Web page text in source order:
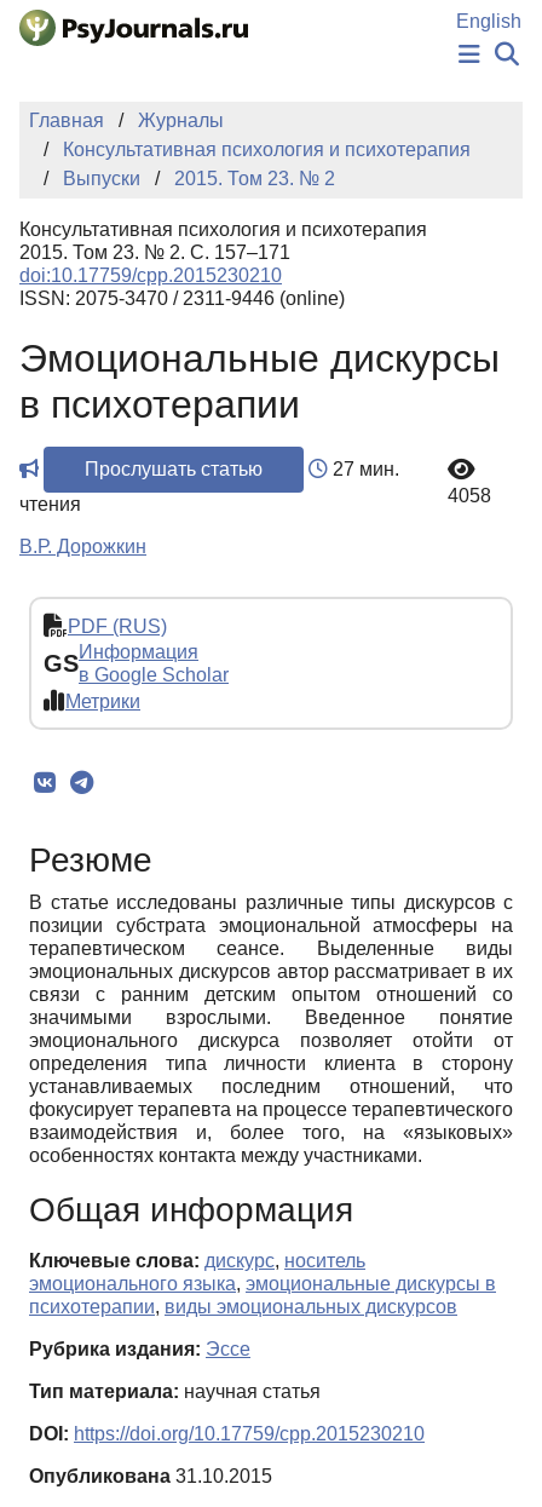
Перейти к основному содержанию
English
НОВОСТИ
АВТОРЫ
КЛЮЧЕВЫЕ СЛОВА
Регистрация
Главная
Журналы
Консультативная психология и психотерапия
Выпуски
2015. Том 23. № 2
Консультативная психология и психотерапия
2015. Том 23. № 2. С. 157–171
doi:10.17759/cpp.2015230210
ISSN: 2075-3470 / 2311-9446 (online)
Эмоциональные дискурсы
в психотерапии
Прослушать статью
27 мин.
чтения
4058
В.Р. Дорожкин
PDF (RUS)
GSИнформация
в Google Scholar
Метрики
Резюме
В статье исследованы различные типы дискурсов с
позиции субстрата эмоциональной атмосферы на
терапевтическом сеансе. Выделенные виды
эмоциональных дискурсов автор рассматривает в их
связи с ранним детским опытом отношений со
значимыми взрослыми. Введенное понятие
эмоционального дискурса позволяет отойти от
определения типа личности клиента в сторону
устанавливаемых последним отношений, что
фокусирует терапевта на процессе терапевтического
взаимодействия и, более того, на «языковых»
особенностях контакта между участниками.
Общая информация
Ключевые слова: дискурс, носитель
эмоционального языка, эмоциональные дискурсы в
психотерапии, виды эмоциональных дискурсов
Рубрика издания: Эссе
Тип материала: научная статья
DOI: https://doi.org/10.17759/cpp.2015230210
Опубликована 31.10.2015